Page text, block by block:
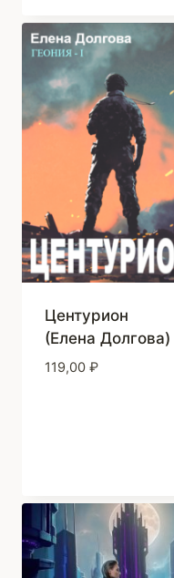
Центурион
(Елена Долгова)
119,00 ₽